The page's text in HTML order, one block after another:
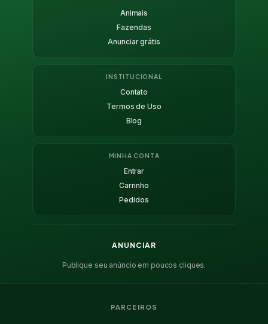
Animais
Fazendas
Anunciar grátis
INSTITUCIONAL
Contato
Termos de Uso
Blog
MINHA CONTA
Entrar
Carrinho
Pedidos
ANUNCIAR
Publique seu anúncio em poucos cliques.
PARCEIROS